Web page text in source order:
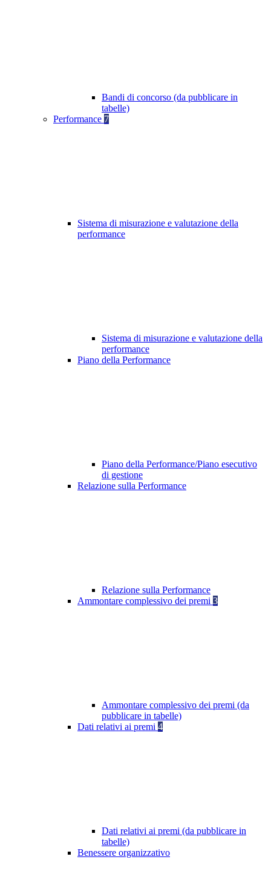
Bandi di concorso (da pubblicare in
tabelle)
Performance 7
Sistema di misurazione e valutazione della
performance
Sistema di misurazione e valutazione della
performance
Piano della Performance
Piano della Performance/Piano esecutivo
di gestione
Relazione sulla Performance
Relazione sulla Performance
Ammontare complessivo dei premi 3
Ammontare complessivo dei premi (da
pubblicare in tabelle)
Dati relativi ai premi 4
Dati relativi ai premi (da pubblicare in
tabelle)
Benessere organizzativo